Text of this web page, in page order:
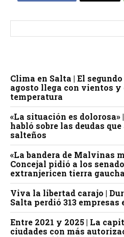
Clima en Salta | El
agosto llega con vientos y
temperatura
«La situación es
habló sobre las deudas
salteños
«La bandera de Malvinas
Concejal pidió a los
extranjericen tierra gaucha
Viva la libertad carajo |
Salta perdió 313 empresas
Entre 2021 y 2025 | La
ciudades con más